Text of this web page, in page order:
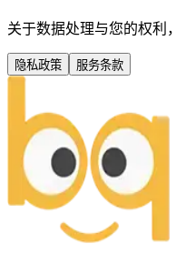
关于数据处理与您的权利
隐私政策 服务条款